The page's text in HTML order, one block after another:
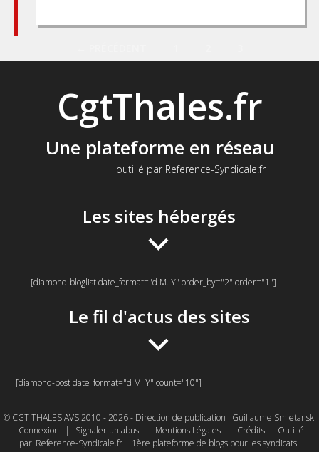
CgtThales.fr
Une plateforme en réseau
outillé par Reference-Syndicale.fr
Les sites hébergés
[diamond-bloglist date_format="d M. Y" order_by="2" order="1"]
Le fil d'actus des sites
[diamond-post date_format="d M. Y" count="10"]
© CGT THALES AVS 2010 - 2026 - Direction de publication : Guillaume Smietanski
Connexion
| Signaler un abus | Mentions Légales | Crédits
| Outillé
par Reference-Syndicale.fr | 1ère plateforme de blogs pour les syndicats